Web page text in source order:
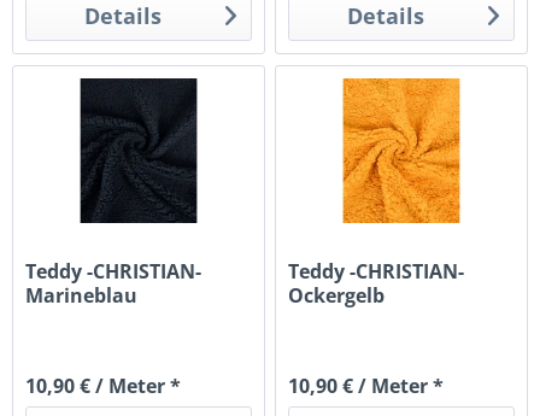
Details Details
Teddy -CHRISTIAN-
Marineblau
10,90 € / Meter *
Teddy -CHRISTIAN-
Ockergelb
10,90 € / Meter *